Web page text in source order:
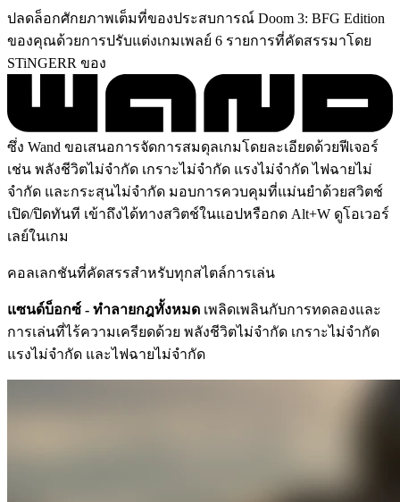
ปลดล็อกศักยภาพเต็มที่ของประสบการณ์ Doom 3: BFG Edition
ของคุณด้วยการปรับแต่งเกมเพลย์ 6 รายการที่คัดสรรมาโดย
STiNGERR ของ
ซึ่ง Wand ขอเสนอการจัดการสมดุลเกมโดยละเอียดด้วยฟีเจอร์
เช่น พลังชีวิตไม่จำกัด เกราะไม่จำกัด แรงไม่จำกัด ไฟฉายไม่
จำกัด และกระสุนไม่จำกัด มอบการควบคุมที่แม่นยำด้วยสวิตช์
เปิด/ปิดทันที เข้าถึงได้ทางสวิตช์ในแอปหรือกด Alt+W ดูโอเวอร์
เลย์ในเกม
คอลเลกชันที่คัดสรรสำหรับทุกสไตล์การเล่น
แซนด์บ็อกซ์ - ทำลายกฎทั้งหมด เพลิดเพลินกับการทดลองและ
การเล่นที่ไร้ความเครียดด้วย พลังชีวิตไม่จำกัด เกราะไม่จำกัด
แรงไม่จำกัด และไฟฉายไม่จำกัด